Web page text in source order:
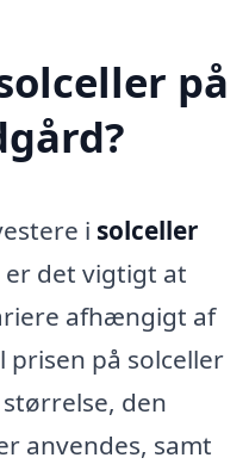
på
i solceller
er det vigtigt at
afhængigt af
prisen på solceller
den
anvendes, samt